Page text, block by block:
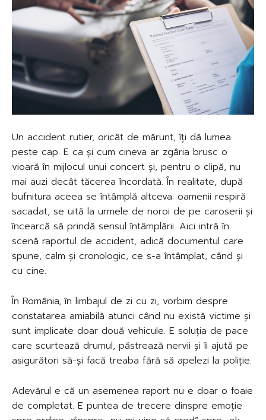
Un accident rutier, oricât de mărunt, îți dă lumea
peste cap. E ca și cum cineva ar zgâria brusc o
vioară în mijlocul unui concert și, pentru o clipă, nu
mai auzi decât tăcerea încordată. În realitate, după
bufnitura aceea se întâmplă altceva: oamenii respiră
sacadat, se uită la urmele de noroi de pe caroserii și
încearcă să prindă sensul întâmplării. Aici intră în
scenă raportul de accident, adică documentul care
spune, calm și cronologic, ce s-a întâmplat, când și
cu cine.
În România, în limbajul de zi cu zi, vorbim despre
constatarea amiabilă atunci când nu există victime și
sunt implicate doar două vehicule. E soluția de pace
care scurtează drumul, păstrează nervii și îi ajută pe
asigurători să-și facă treaba fără să apelezi la poliție.
Adevărul e că un asemenea raport nu e doar o foaie
de completat. E puntea de trecere dinspre emoție